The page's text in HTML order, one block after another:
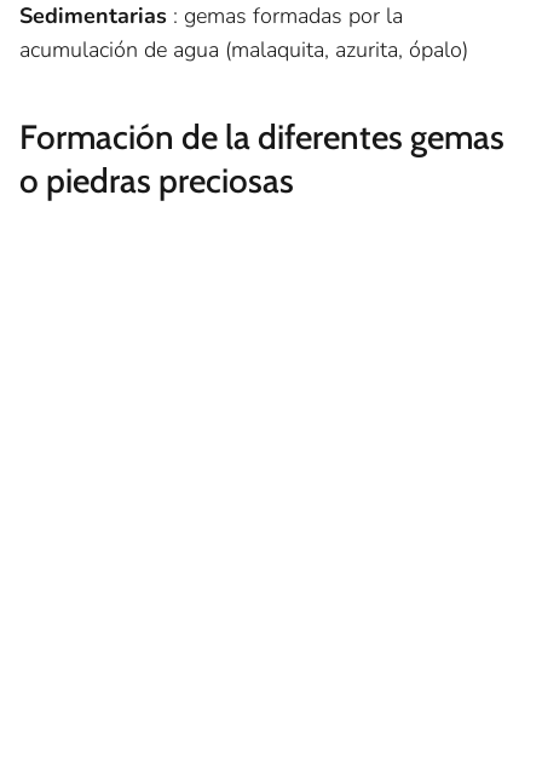
Sedimentarias : gemas formadas por la
acumulación de agua (malaquita, azurita, ópalo)
Formación de la diferentes gemas
o piedras preciosas